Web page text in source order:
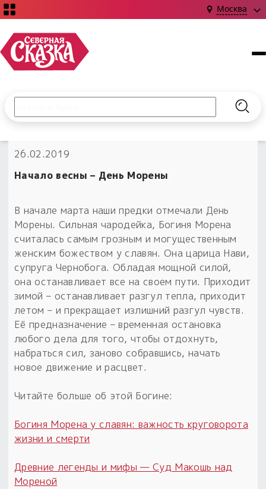
Москва
НОВИНКИ!
Книги
Издания о Славянской культуре и ведовстве
Наборы для курсов и книг
Обереги славян нательные
Обереги для дома и машины
Обрядовые предметы
Расходные материалы
Готовые заговоры и обряды
Сундучок
Сказки
Магия
Библиография
Об авторе и издательстве
Наборы для книг
Электронные книги
С чего начать?
Для алтаря
Расходные материалы
Гадание он-лайн
Приложение для гадания
30 вариантов раскладов по системе Рез Рода:
Готовые заговоры
Для чего:
Предметы
Магические наборы
Для алтаря
Расходные материалы
Новые книги
в лавке!
«Резы Рода. Нежиты» и «Резы
Рода.Духи-Хозяева» с колодами
толковники со значениями, раскладами,
толкованиями колод
Введите текст и нажмите кнопку «Найти», чтобы
26.02.2019
Начало весны – День Морены
В начале марта наши предки отмечали День
Морены. Сильная чародейка, Богиня Морена
считалась самым грозным и могущественным
женским божеством у славян. Она царица Нави,
супруга Чернобога. Обладая мощной силой,
она останавливает все на своем пути. Приходит
зимой – останавливает разгул тепла, приходит
летом – и прекращает излишний разгул чувств.
Её предназначение – временная остановка
любого дела для того, чтобы отдохнуть,
набраться сил, заново собравшись, начать
новое движение и расцвет.
Читайте больше об этой Богине:
Богиня Морена у славян: важность круговорота
жизни и смерти
Древние легенды и мифы — Суд Макошь над
Мореной